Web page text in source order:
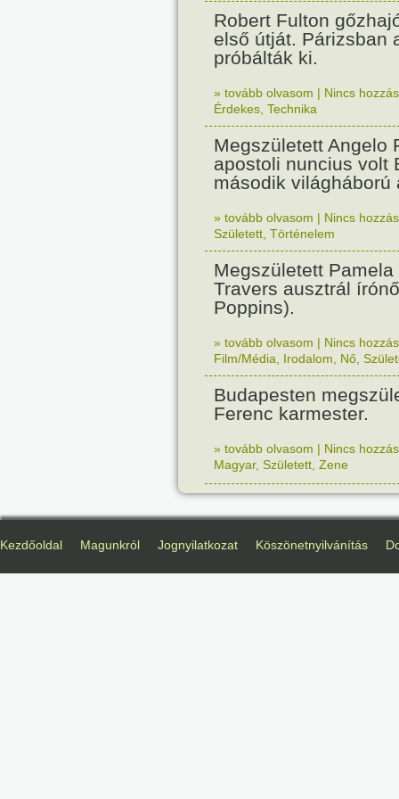
Robert Fulton
első útját. Párizsban
próbálták ki.
» tovább olvasom | Nincs
Érdekes Technika
Megszületett Angelo
apostoli nuncius volt
második világháború
» tovább olvasom | Nincs
Született Történelem
Megszületett Pamela
Travers ausztrál
Poppins).
» tovább olvasom | Nincs
Film/Média
Irodalom Nő
Budapesten
Ferenc karmester.
» tovább olvasom | Nincs
Magyar, Született Zene
Kezdőoldal Magunkról Jognyilatkozat Köszönetnyilvánítás